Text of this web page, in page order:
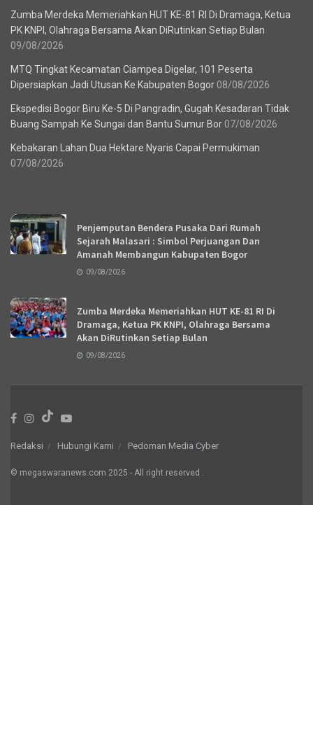
Zumba Merdeka Memeriahkan HUT KE-81 RI Di Dramaga, Ketua
PK KNPI, Olahraga Bersama Akan DiRutinkan Setiap Bulan
09/08/2026
MTQ Tingkat Kecamatan Ciampea Digelar, 101 Peserta
Dipersiapkan Jadi Utusan Ke Kabupaten Bogor 08/08/2026
Ekspedisi Bogor Biru Ke-5 Di Pangradin, Gugah Kesadaran Tidak
Buang Sampah Ke Sungai dan Bantu Sumur Bor 07/08/2026
Kebakaran Lahan Dua Hektare Nyaris Capai Permukiman
07/08/2026
Penjemputan Bendera Pusaka Dari Rumah
Sejarah Malasari : Simbol Perjuangan Dan
Amanah Membangun Kabupaten Bogor
09/08/2026
Zumba Merdeka Memeriahkan HUT KE-81 RI Di
Dramaga, Ketua PK KNPI, Olahraga Bersama
Akan DiRutinkan Setiap Bulan
09/08/2026
Redaksi Hubungi Kami Pedoman Media Cyber
© megaswaranews.com 2025 - All right reserved